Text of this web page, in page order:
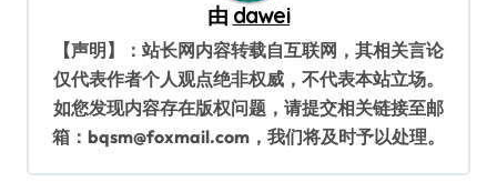
由 dawei
【声明】：站长网内容转载自互联网，其相关言论
仅代表作者个人观点绝非权威，不代表本站立场。
如您发现内容存在版权问题，请提交相关链接至邮
箱：bqsm@foxmail.com，我们将及时予以处理。